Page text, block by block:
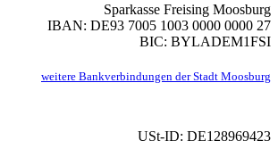
Sparkasse Freising Moosburg
IBAN: DE93 7005 1003 0000 0000 27
BIC: BYLADEM1FSI
weitere Bankverbindungen der Stadt Moosburg
USt-ID: DE128969423